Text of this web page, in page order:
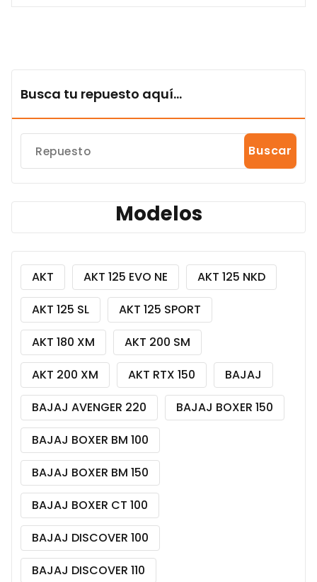
Busca tu repuesto aquí...
Buscar
Modelos
AKT AKT 125 EVO NE
AKT 125 NKD
AKT 125 SL
AKT 125 SPORT
AKT 180 XM
AKT 200 SM
AKT 200 XM
AKT RTX 150
BAJAJ
BAJAJ AVENGER 220
BAJAJ BOXER 150
BAJAJ BOXER BM 100
BAJAJ BOXER BM 150
BAJAJ BOXER CT 100
BAJAJ DISCOVER 100
BAJAJ DISCOVER 110